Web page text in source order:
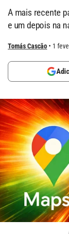
A mais recente
e um depois na
Tomás Cascão 1